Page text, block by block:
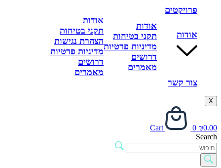
פרויקטים
אודות
אודות
תקני בטיחות
מדיניות פרטיות
דרושים
מאמרים
אודות
תקני בטיחות
הצהרת נגישות
מדיניות פרטיות
דרושים
מאמרים
צור קשר
X
₪0.00
0
Cart
Search